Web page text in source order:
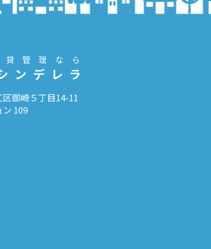
管理なら
ンデレラ
御崎５丁目14-11
109